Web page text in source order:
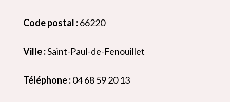
Code postal :66220
Ville :Saint-Paul-de-Fenouillet
Téléphone :04 68 59 20 13